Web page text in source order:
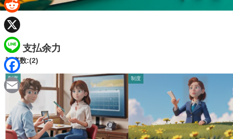
支払余力
記事数:(2)
制度 制度
R
e
d
d
i
X
L
n
F
c
e
m
a